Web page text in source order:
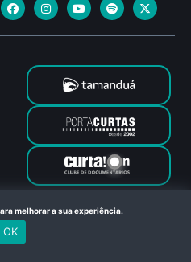
direitos reservados. Feito com
de Janeiro
melhorar a sua experiência.
OK